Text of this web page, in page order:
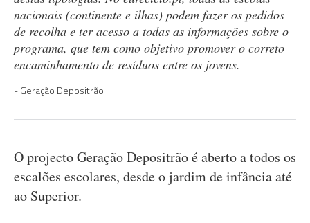
nacionais (continente e ilhas) podem fazer os pedidos
de recolha e ter acesso a todas as informações sobre o
programa, que tem como objetivo promover o correto
encaminhamento de resíduos entre os jovens.
Geração Depositrão
O projecto Geração Depositrão é aberto a todos os
escalões escolares, desde o jardim de infância até
ao Superior.